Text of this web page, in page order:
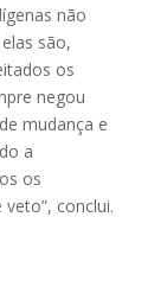
não
são,
os
negou
mudança e
a
os
conclui.